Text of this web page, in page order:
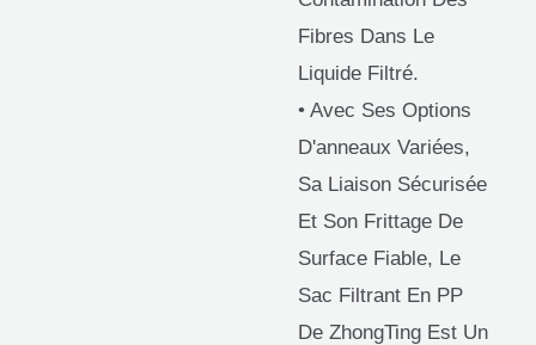
Fibres Dans Le
Liquide Filtré.
• Avec Ses Options
D'anneaux Variées,
Sa Liaison Sécurisée
Et Son Frittage De
Surface Fiable, Le
Sac Filtrant En PP
De ZhongTing Est Un